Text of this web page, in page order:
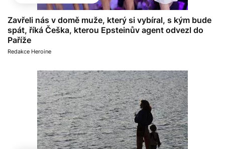
Zavřeli nás v domě muže, který si vybíral, s kým bude
spát, říká Češka, kterou Epsteinův agent odvezl do
Paříže
Redakce Heroine